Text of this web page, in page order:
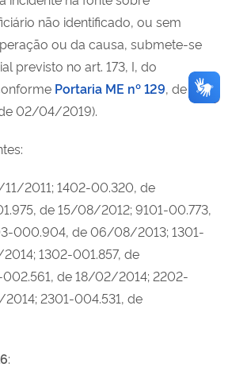
não identificado, ou sem
ou da causa, submete-se
previsto no art. 173, I, do
Portaria ME nº 129, de
02/04/2019).
2011; 1402-00.320, de
de 15/08/2012; 9101-00.773,
000.904, de 06/08/2013; 1301-
1302-001.857, de
de 18/02/2014; 2202-
2301-004.531, de
: